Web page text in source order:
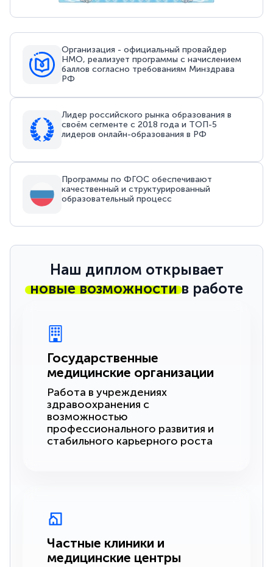
Организация - официальный провайдер
НМО, реализует программы с начислением
баллов согласно требованиям Минздрава
РФ
Лидер российского рынка образования в
своём сегменте с 2018 года и ТОП-5
лидеров онлайн-образования в РФ
Программы по ФГОС обеспечивают
качественный и структурированный
образовательный процесс
Наш диплом открывает
новые возможностив работе
Государственные
медицинские организации
Работа в учреждениях
здравоохранения с
возможностью
профессионального развития и
стабильного карьерного роста
Частные клиники и
медицинские центры